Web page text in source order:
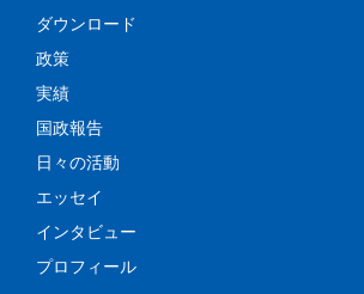
ダウンロード
政策
実績
国政報告
日々の活動
エッセイ
インタビュー
プロフィール